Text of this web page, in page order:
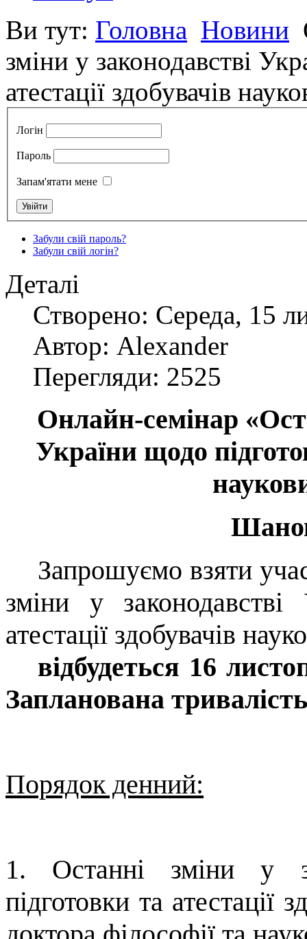
Ви тут: Головна Новини
зміни у законодавстві
атестації здобувачів
Логін
Пароль
Запам'ятати мене
Забули свій пароль?
Забули свій логін?
Деталі
Створено: Середа, 15
Автор: Alexander
Перегляди: 2525
Онлайн-семінар
України щодо
Запрошуємо взяти
зміни у
атестації здобувачів
відбудеться 16
Запланована
Порядок денний:
1. Останні зміни у
підготовки та атестації